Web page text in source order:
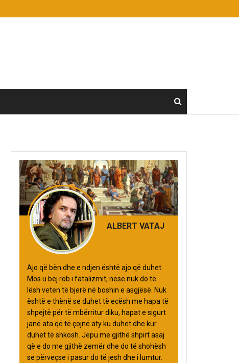
ALBERT VATAJ
Ajo që bën dhe e ndjen është ajo që duhet.
Mos u bëj rob i fatalizmit, nëse nuk do të
lësh veten të bjerë në boshin e asgjësë. Nuk
është e thënë se duhet të ecësh me hapa të
shpejtë për të mbërritur diku, hapat e sigurt
janë ata që të çojnë aty ku duhet dhe kur
duhet të shkosh. Jepu me gjithë shpirt asaj
që e do me gjithë zemër dhe do të shohësh
se përveçse i pasur do të jesh dhe i lumtur.